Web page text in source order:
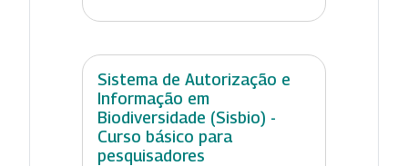
Sistema de Autorização e
Informação em
Biodiversidade (Sisbio) -
Curso básico para
pesquisadores